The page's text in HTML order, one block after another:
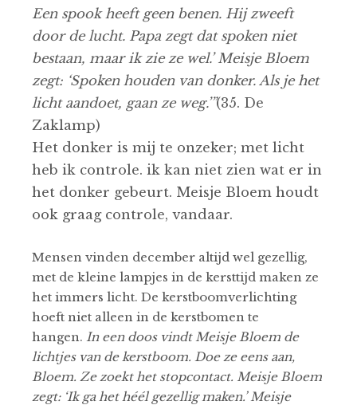
Een spook heeft geen benen. Hij zweeft
door de lucht. Papa zegt dat spoken niet
bestaan, maar ik zie ze wel.’ Meisje Bloem
zegt: ‘Spoken houden van donker. Als je het
licht aandoet, gaan ze weg.’”(35. De
Zaklamp)
Het donker is mij te onzeker; met licht
heb ik controle. ik kan niet zien wat er in
het donker gebeurt. Meisje Bloem houdt
ook graag controle, vandaar.
Mensen vinden december altijd wel gezellig,
met de kleine lampjes in de kersttijd maken ze
het immers licht. De kerstboomverlichting
hoeft niet alleen in de kerstbomen te
hangen. In een doos vindt Meisje Bloem de
lichtjes van de kerstboom. Doe ze eens aan,
Bloem. Ze zoekt het stopcontact. Meisje Bloem
zegt: ‘Ik ga het héél gezellig maken.’ Meisje